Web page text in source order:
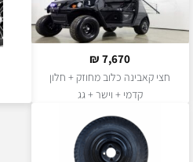
7,670
₪
חצי קאבינה כלוב מחוזק + חלון
קדמי + וישר + גג